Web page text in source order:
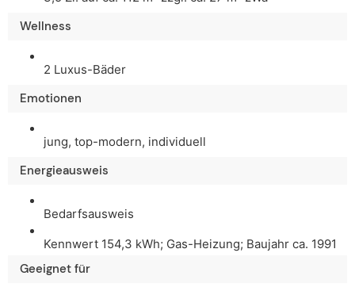
Wellness
2 Luxus-Bäder
Emotionen
jung, top-modern, individuell
Energieausweis
Bedarfsausweis
Kennwert 154,3 kWh; Gas-Heizung; Baujahr ca. 1991
Geeignet für